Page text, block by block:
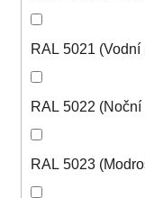
RAL 5021 (Vodní
RAL 5022 (Noční
RAL 5023